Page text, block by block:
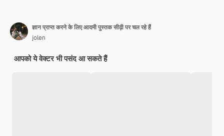
ज्ञान प्राप्त करने के लिए आदमी पुस्तक सीढ़ी पर चल रहे हैं
jolen
आपको ये वेक्टर भी पसंद आ सकते हैं